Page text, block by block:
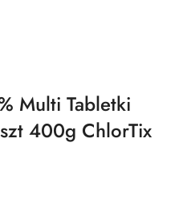
Multi Tabletki
400g ChlorTix